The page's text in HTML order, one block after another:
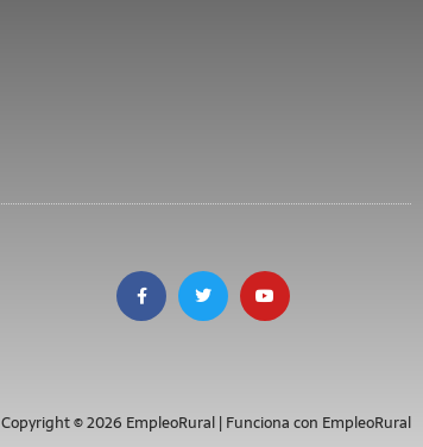
Copyright © 2026 EmpleoRural | Funciona con EmpleoRural